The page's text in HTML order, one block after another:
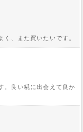
、また買いたいです。
。良い糀に出会えて良か